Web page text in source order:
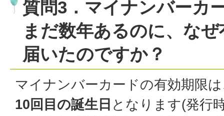
質問3．マイナンバーカ
まだ数年あるのに、な
届いたのですか？
マイナンバーカードの有効期限
10回目の誕生日 となります(発行